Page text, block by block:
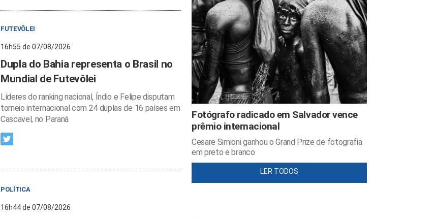
Fotógrafo radicado em Salvador vence
prêmio internacional
Cesare Simioni ganhou o Grand Prize de fotografia
em preto e branco
LER TODOS
FUTEVÔLEI
16h55 de 07/08/2026
Dupla do Bahia representa o Brasil no
Mundial de Futevôlei
Líderes do ranking nacional, Índio e Felipe disputam
torneio internacional com 24 duplas de 16 países em
Cascavel, no Paraná
POLÍTICA
16h44 de 07/08/2026